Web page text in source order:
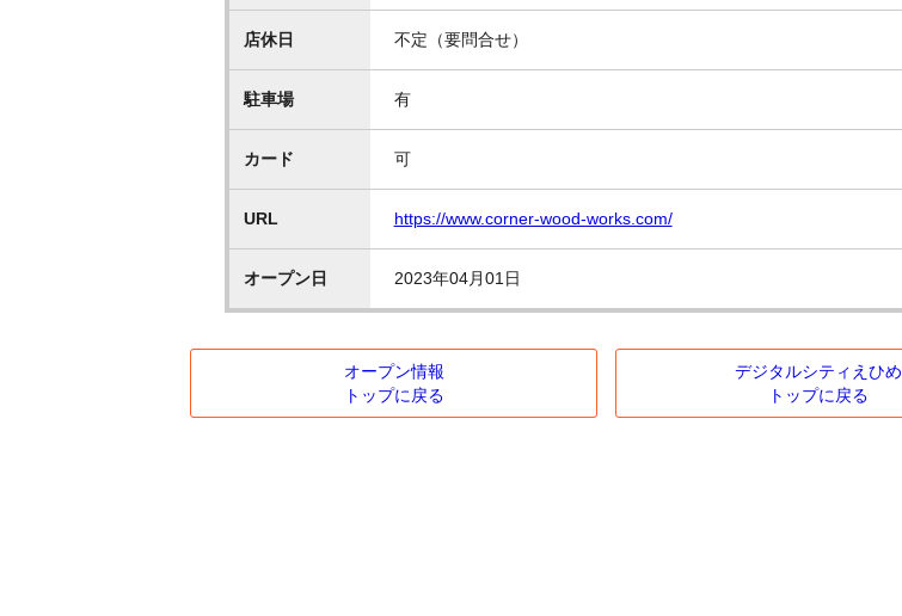
店休日 不定（要問合せ）
駐車場 有
カード 可
URL https://www.corner-wood-works.com/
オープン日 2023年04月01日
オープン情報
トップに戻る
デジタルシティえひめ
トップに戻る